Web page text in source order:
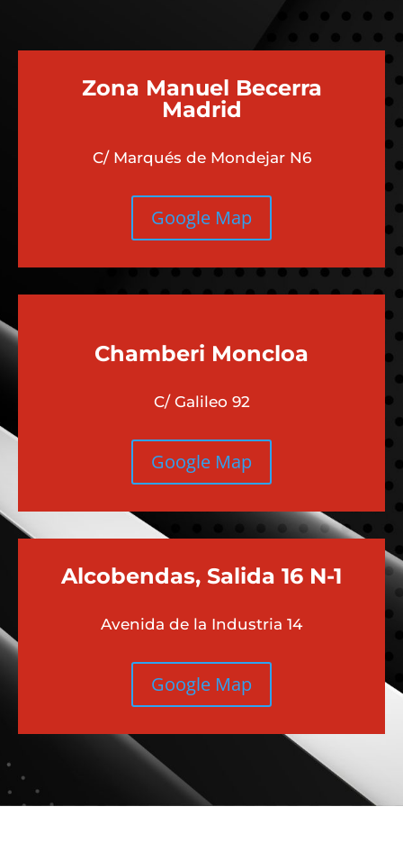
Zona Manuel Becerra
Madrid
C/ Marqués de Mondejar N6
Google Map
Chamberi Moncloa
C/ Galileo 92
Google Map
Alcobendas, Salida 16 N-1
Avenida de la Industria 14
Google Map